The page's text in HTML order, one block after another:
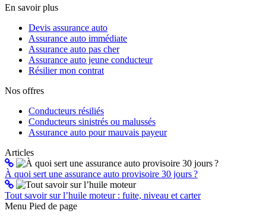
En savoir plus
Devis assurance auto
Assurance auto immédiate
Assurance auto pas cher
Assurance auto jeune conducteur
Résilier mon contrat
Nos offres
Conducteurs résiliés
Conducteurs sinistrés ou malussés
Assurance auto pour mauvais payeur
Articles
À quoi sert une assurance auto provisoire 30 jours ?
Tout savoir sur l’huile moteur : fuite, niveau et carter
Menu Pied de page